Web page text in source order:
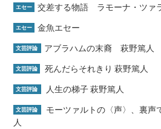
エセー 交差する物語 ラモーナ・ツァ
エセー 金魚エセー
文芸評論 アブラハムの末裔 萩野篤人
文芸評論 死んだらそれきり 萩野篤人
文芸評論 人生の梯子 萩野篤人
文芸評論
モーツァルトの〈声〉、裏声
人